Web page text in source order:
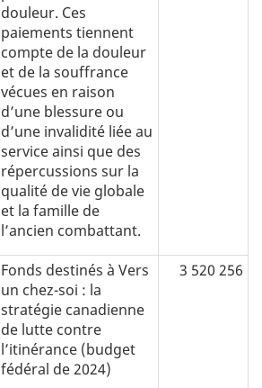
douleur. Ces
paiements tiennent
compte de la douleur
et de la souffrance
vécues en raison
dʼune blessure ou
d’une invalidité liée au
service ainsi que des
répercussions sur la
qualité de vie globale
et la famille de
l’ancien combattant.
Fonds destinés à Vers
un chez-soi : la
stratégie canadienne
de lutte contre
lʼitinérance (budget
fédéral de 2024)
3 520 256